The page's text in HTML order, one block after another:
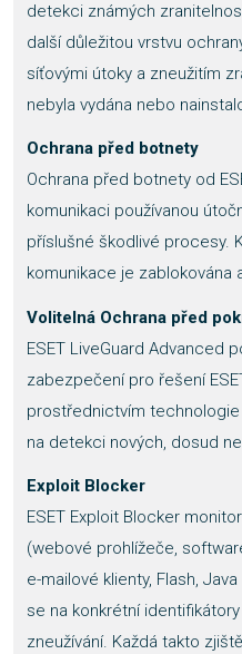
detekci známých
další důležitou vrstvu
síťovými útoky a zneužitím
nebyla vydána nebo
Ochrana před botnety
Ochrana před botnety od
komunikaci používanou
příslušné škodlivé procesy.
komunikace je zablokována
Volitelná Ochrana před
ESET LiveGuard Advanced
zabezpečení pro řešení
prostřednictvím
na detekci nových, dosud
Exploit Blocker
ESET Exploit Blocker
(webové prohlížeče,
e-mailové klienty, Flash,
se na konkrétní
zneužívání. Každá takto